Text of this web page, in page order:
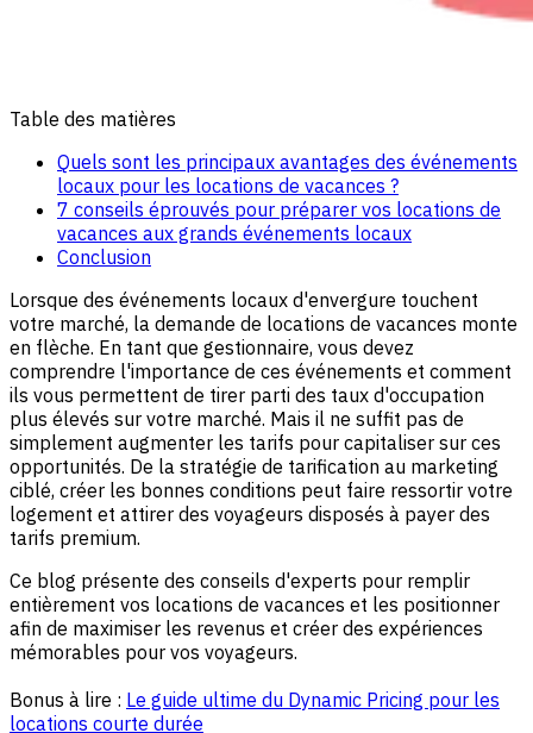
Table des matières
Quels sont les principaux avantages des événements
locaux pour les locations de vacances ?
7 conseils éprouvés pour préparer vos locations de
vacances aux grands événements locaux
Conclusion
Lorsque des événements locaux d'envergure touchent
votre marché, la demande de locations de vacances monte
en flèche. En tant que gestionnaire, vous devez
comprendre l'importance de ces événements et comment
ils vous permettent de tirer parti des taux d'occupation
plus élevés sur votre marché. Mais il ne suffit pas de
simplement augmenter les tarifs pour capitaliser sur ces
opportunités. De la stratégie de tarification au marketing
ciblé, créer les bonnes conditions peut faire ressortir votre
logement et attirer des voyageurs disposés à payer des
tarifs premium.
Ce blog présente des conseils d'experts pour remplir
entièrement vos locations de vacances et les positionner
afin de maximiser les revenus et créer des expériences
mémorables pour vos voyageurs.
Bonus à lire : Le guide ultime du Dynamic Pricing pour les
locations courte durée